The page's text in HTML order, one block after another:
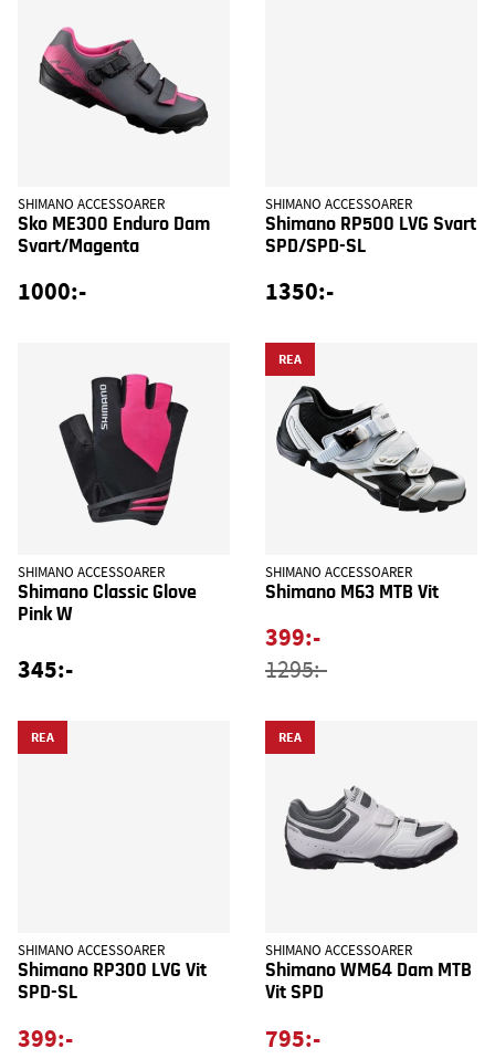
SHIMANO ACCESSOARER
Sko ME300 Enduro Dam
Svart/Magenta
1000:-
SHIMANO ACCESSOARER
Shimano RP500 LVG Svart
SPD/SPD-SL
1350:-
SHIMANO ACCESSOARER
Shimano Classic Glove
Pink W
345:-
REA
SHIMANO ACCESSOARER
Shimano M63 MTB Vit
399:-
1295:-
REA
SHIMANO ACCESSOARER
Shimano RP300 LVG Vit
SPD-SL
399:-
REA
SHIMANO ACCESSOARER
Shimano WM64 Dam MTB
Vit SPD
795:-